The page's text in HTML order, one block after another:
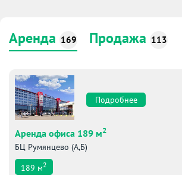
Аренда 169 Продажа 113
Подробнее
Аренда офиса 189 м2
БЦ Румянцево (А,Б)
189 м2